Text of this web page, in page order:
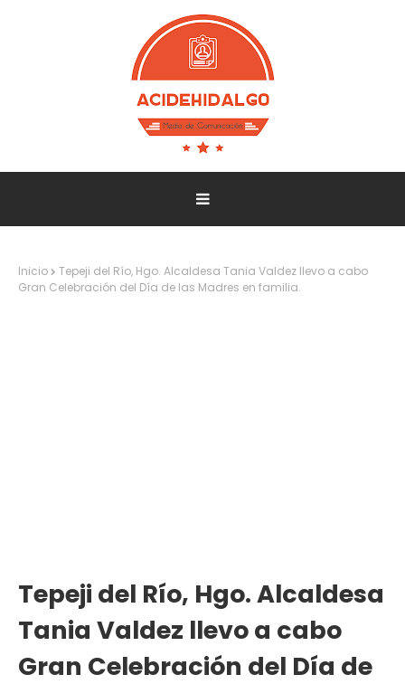
Inicio
Tepeji del Río, Hgo. Alcaldesa Tania Valdez llevo a cabo
Gran Celebración del Día de las Madres en familia.
Tepeji del Río, Hgo. Alcaldesa
Tania Valdez llevo a cabo
Gran Celebración del Día de